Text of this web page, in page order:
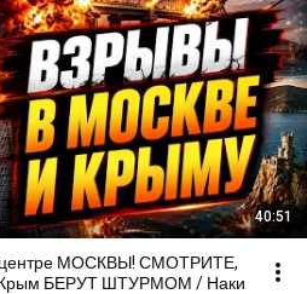
40:51
МОСКВЫ! СМОТРИТЕ,
БЕРУТ ШТУРМОМ / Наки